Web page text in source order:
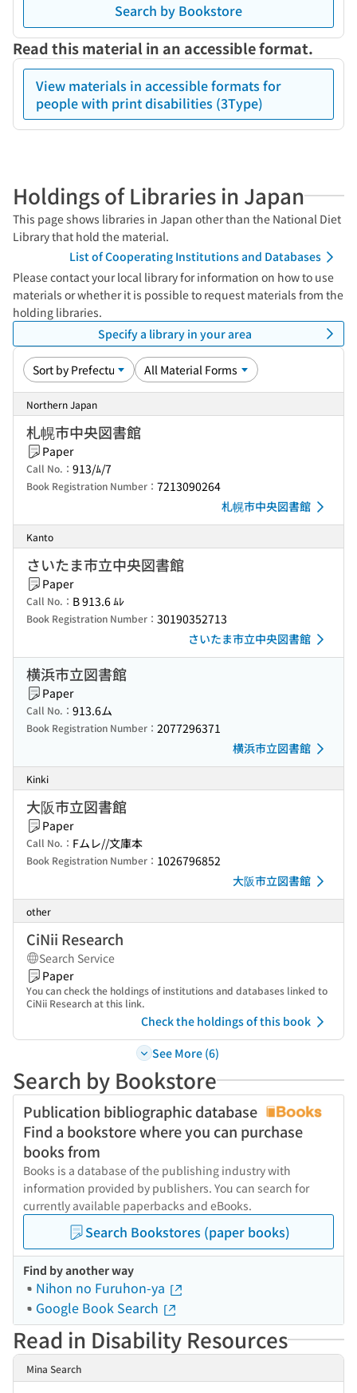
Search by Bookstore
Read this material in an accessible format.
View materials in accessible formats for
people with print disabilities (3Type)
Holdings of Libraries in Japan
This page shows libraries in Japan other than the National Diet
Library that hold the material.
List of Cooperating Institutions and Databases
Please contact your local library for information on how to use
materials or whether it is possible to request materials from the
holding libraries.
Specify a library in your area
Northern Japan
札幌市中央図書館
Paper
Call No.： 913/ﾑ/7
Book Registration Number： 7213090264
札幌市中央図書館
Kanto
さいたま市立中央図書館
Paper
Call No.： B 913.6 ﾑﾚ
Book Registration Number： 30190352713
さいたま市立中央図書館
横浜市立図書館
Paper
Call No.： 913.6ム
Book Registration Number： 2077296371
横浜市立図書館
Kinki
大阪市立図書館
Paper
Call No.： Fムレ//文庫本
Book Registration Number： 1026796852
大阪市立図書館
other
CiNii Research
Search Service
Paper
You can check the holdings of institutions and databases linked to
CiNii Research at this link.
Check the holdings of this book
See More (6)
Search by Bookstore
Publication bibliographic database
Find a bookstore where you can purchase
books from
Books is a database of the publishing industry with
information provided by publishers. You can search for
currently available paperbacks and eBooks.
Search Bookstores (paper books)
Find by another way
Nihon no Furuhon-ya
Google Book Search
Read in Disability Resources
Mina Search